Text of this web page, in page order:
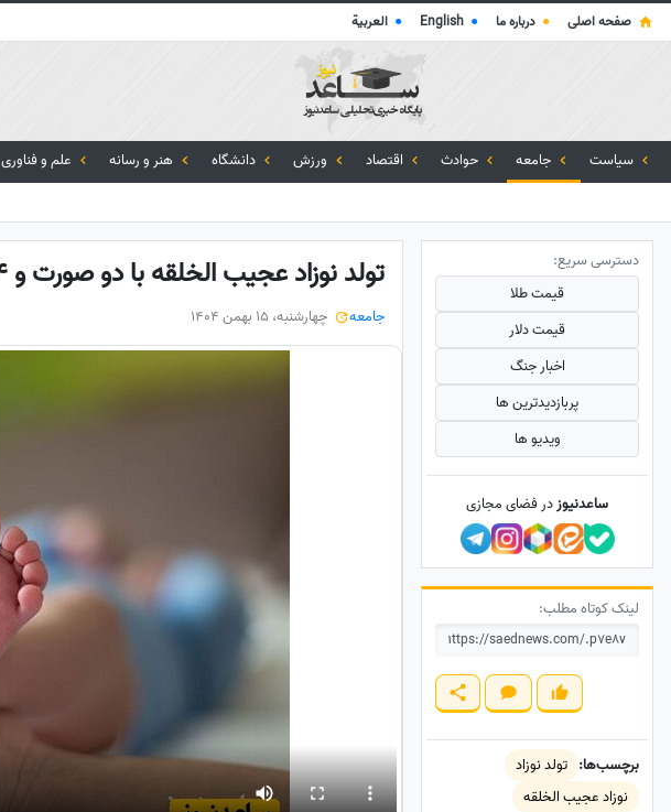
صفحه اصلی ● درباره ما ●
English
● العربية
سیاست جامعه حوادث اقتصاد ورزش دانشگاه هنر و رسانه علم و فناوری
تولد نوزاد عجیب الخلقه با دو صورت و 4 چشم/ رازی که برملا شد+فیلم
جامعه چهارشنبه، 15 بهمن 1404
دسترسی سریع:
قیمت طلا
قیمت دلار
اخبار جنگ
پربازدید‌ترین ها
ویدیو ها
ساعدنیوزدر فضای مجازی
لینک کوتاه مطلب:
برچسب‌ها: تولد نوزاد
نوزاد عجیب الخلقه